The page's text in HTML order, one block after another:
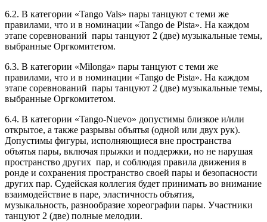
6.2. В категории «Tango Vals» пары танцуют с теми же
правилами, что и в номинации «Tango de Pista». На каждом
этапе соревнований пары танцуют 2 (две) музыкальные темы,
выбранные Оргкомитетом.
6.3. В категории «Milonga» пары танцуют с теми же
правилами, что и в номинации «Tango de Pista». На каждом
этапе соревнований пары танцуют 2 (две) музыкальные темы,
выбранные Оргкомитетом.
6.4. В категории «Tango-Nuevo» допустимы близкое и/или
открытое, а также разрывы объятья (одной или двух рук).
Допустимы фигуры, исполняющиеся вне пространства
объятья пары, включая прыжки и поддержки, но не нарушая
пространство других пар, и соблюдая правила движения в
ронде и сохранения пространство своей пары и безопасности
других пар. Судейская коллегия будет принимать во внимание
взаимодействие в паре, эластичность объятия,
музыкальность, разнообразие хореографии пары. Участники
танцуют 2 (две) полные мелодии.